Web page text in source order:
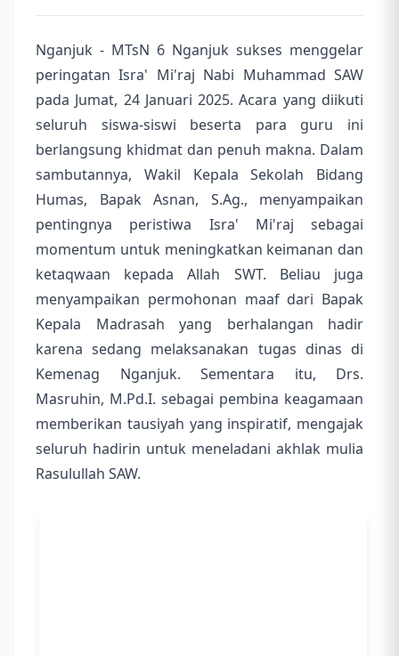
Nganjuk - MTsN 6 Nganjuk sukses menggelar
peringatan Isra' Mi'raj Nabi Muhammad SAW
pada Jumat, 24 Januari 2025. Acara yang diikuti
seluruh siswa-siswi beserta para guru ini
berlangsung khidmat dan penuh makna. Dalam
sambutannya, Wakil Kepala Sekolah Bidang
Humas, Bapak Asnan, S.Ag., menyampaikan
pentingnya peristiwa Isra' Mi'raj sebagai
momentum untuk meningkatkan keimanan dan
ketaqwaan kepada Allah SWT. Beliau juga
menyampaikan permohonan maaf dari Bapak
Kepala Madrasah yang berhalangan hadir
karena sedang melaksanakan tugas dinas di
Kemenag Nganjuk. Sementara itu, Drs.
Masruhin, M.Pd.I. sebagai pembina keagamaan
memberikan tausiyah yang inspiratif, mengajak
seluruh hadirin untuk meneladani akhlak mulia
Rasulullah SAW.